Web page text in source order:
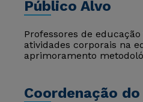
Público Alvo
Professores de
atividades corporais na
aprimoramento
Coordenação do